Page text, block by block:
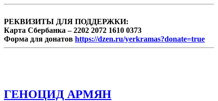
РЕКВИЗИТЫ ДЛЯ ПОДДЕРЖКИ:
Карта Сбербанка – 2202 2072 1610 0373
Форма для донатов https://dzen.ru/yerkramas?donate=true
ГЕНОЦИД АРМЯН